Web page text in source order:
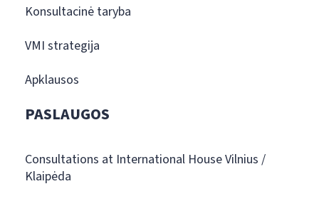
Konsultacinė taryba
VMI strategija
Apklausos
PASLAUGOS
Consultations at International House Vilnius /
Klaipėda